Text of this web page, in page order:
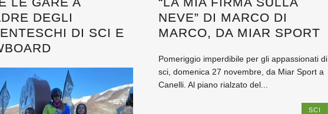
DEGLI
DI SCI E
NEVE” DI MARCO DI
MARCO, DA MIAR SPORT
Pomeriggio imperdibile per gli appassionati di
sci, domenica 27 novembre, da Miar Sport a
Canelli. Al piano rialzato del...
SCI